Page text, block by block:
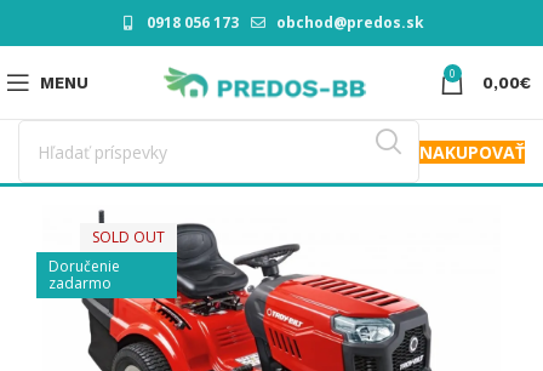
0918 056 173 obchod@predos.sk
MENU 0 0,00€
NAKUPOVAŤ
SOLD OUT
Doručenie
zadarmo